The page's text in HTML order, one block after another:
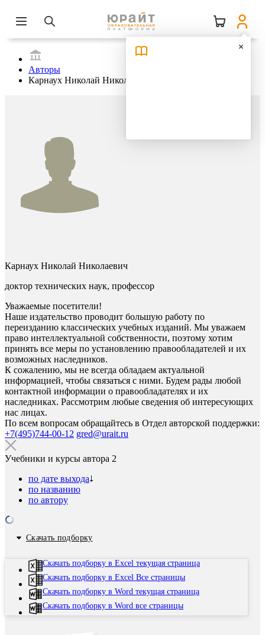
Авторы
Карнаух Николай Николаевич
Карнаух Николай Николаевич
доктор технических наук, профессор
Уважаемые посетители!
Наше издательство проводит большую работу по
переизданию классических учебных изданий. Мы уважаем
право интеллектуальной собственности, поэтому хотим
принять все меры по установлению правообладателей и их
возможных наследников.
К сожалению, мы не всегда обладаем актуальной
информацией, чтобы связаться с ними. Будем рады любой
контактной информации о правообладателях и их
наследниках. Рассмотрим любые сведения об интересующих
нас лицах.
По всем вопросам обращайтесь в Отдел авторской поддержки:
+7(495)744-00-12 gred@urait.ru
Учебники и курсы автора 2
по дате выхода
по названию
по автору
Скачать подборку
Скачать подборку в Excel текущая страница
Скачать подборку в Excel Все страницы
Скачать подборку в Word текущая страница
Скачать подборку в Word все страницы